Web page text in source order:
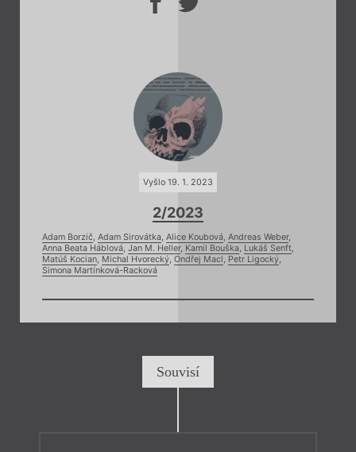
Vyšlo 19. 1. 2023
2/2023
Adam Borzič, Adam Sirovátka, Alice Koubová, Andreas Weber,
Anna Beata Háblová, Jan M. Heller, Kamil Bouška, Lukáš Senft,
Matúš Kocian, Michal Hvorecký, Ondřej Macl , Petr Ligocký,
Simona Martínková-Racková
Souvisí